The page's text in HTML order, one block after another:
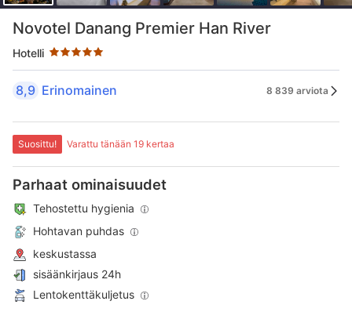
Novotel Danang Premier Han River
Hotelli
Tähtiluokitus 5 tähteä
8,9 Erinomainen 8 839 arviota
Suosittu! Varattu tänään 19 kertaa
Parhaat ominaisuudet
Tehostettu hygienia
Hohtavan puhdas
keskustassa
sisäänkirjaus 24h
Lentokenttäkuljetus